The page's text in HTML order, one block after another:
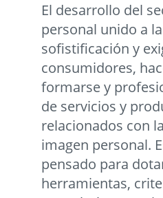
El desarrollo del
personal unido a
sofistificación y
consumidores,
formarse y
de servicios y
relacionados con
imagen personal.
pensado para
herramientas,